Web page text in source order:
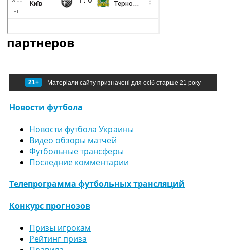
партнеров
21+ Матеріали сайту призначені для осіб старше 21 року
Новости футбола
Новости футбола Украины
Видео обзоры матчей
Футбольные трансферы
Последние комментарии
Телепрограмма футбольных трансляций
Конкурс прогнозов
Призы игрокам
Рейтинг приза